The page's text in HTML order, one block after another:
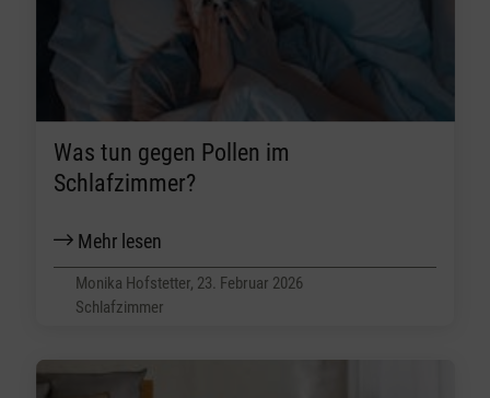
Was tun gegen Pollen im
Schlafzimmer?
Mehr lesen
Monika Hofstetter, 23. Februar 2026
Schlafzimmer